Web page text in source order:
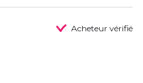
Acheteur vérifié